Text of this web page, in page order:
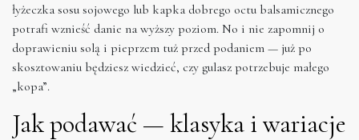
łyżeczka sosu sojowego lub kapka dobrego octu balsamicznego
potrafi wznieść danie na wyższy poziom. No i nie zapomnij o
doprawieniu solą i pieprzem tuż przed podaniem — już po
skosztowaniu będziesz wiedzieć, czy gulasz potrzebuje małego
„kopa”.
Jak podawać — klasyka i wariacje